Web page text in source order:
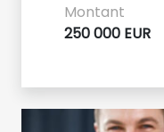
Montant
250 000 EUR